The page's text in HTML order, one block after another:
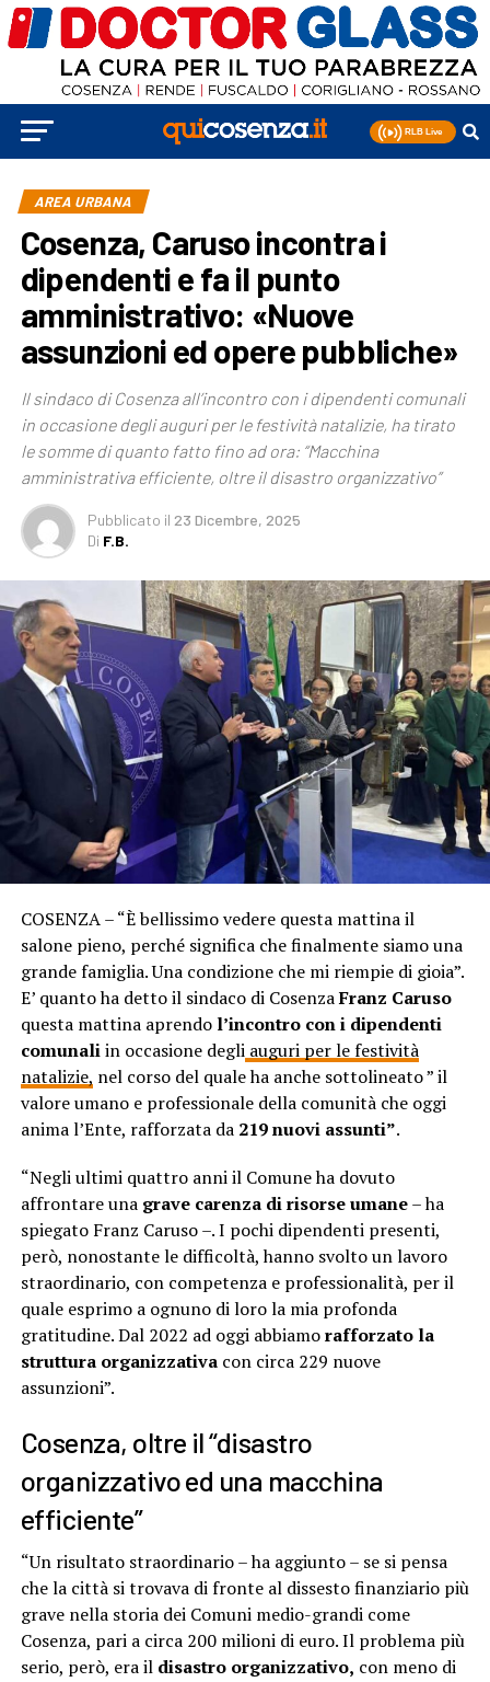
AREA URBANA
Cosenza, Caruso incontra i
dipendenti e fa il punto
amministrativo: «Nuove
assunzioni ed opere pubbliche»
Il sindaco di Cosenza all’incontro con i dipendenti comunali
in occasione degli auguri per le festività natalizie, ha tirato
le somme di quanto fatto fino ad ora: “Macchina
amministrativa efficiente, oltre il disastro organizzativo”
Pubblicato il 23 Dicembre, 2025
Di F.B.
COSENZA – “È bellissimo vedere questa mattina il
salone pieno, perché significa che finalmente siamo una
grande famiglia. Una condizione che mi riempie di gioia”.
E’ quanto ha detto il sindaco di CosenzaFranz Caruso
questa mattina aprendo l’incontro con i dipendenti
comunaliin occasione degliauguri per le festività
natalizie, nel corso del quale ha anche sottolineato ” il
valore umano e professionale della comunità che oggi
anima l’Ente, rafforzata da 219 nuovi assunti”.
“Negli ultimi quattro anni il Comune ha dovuto
affrontare una grave carenza di risorse umane– ha
spiegato Franz Caruso –. I pochi dipendenti presenti,
però, nonostante le difficoltà, hanno svolto un lavoro
straordinario, con competenza e professionalità, per il
quale esprimo a ognuno di loro la mia profonda
gratitudine. Dal 2022 ad oggi abbiamorafforzato la
struttura organizzativacon circa 229 nuove
assunzioni”.
Cosenza, oltre il “disastro
organizzativo ed una macchina
efficiente”
“Un risultato straordinario – ha aggiunto – se si pensa
che la città si trovava di fronte al dissesto finanziario più
grave nella storia dei Comuni medio-grandi come
Cosenza, pari a circa 200 milioni di euro. Il problema più
serio, però, era ildisastro organizzativo, con meno di